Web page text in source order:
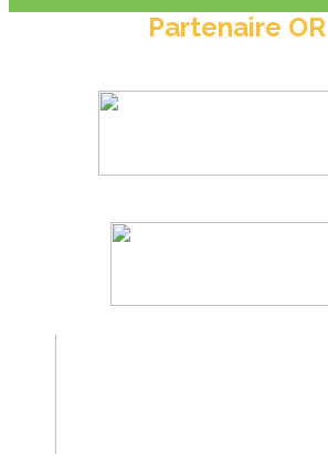
Partenaire